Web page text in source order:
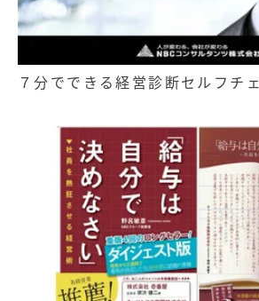
７分でできる経営診断セルフチ